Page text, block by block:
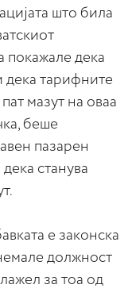
што била
покажале дека
дека тарифните
мазут на оваа
беше
пазарен
станува
е законска
должност
за тоа од